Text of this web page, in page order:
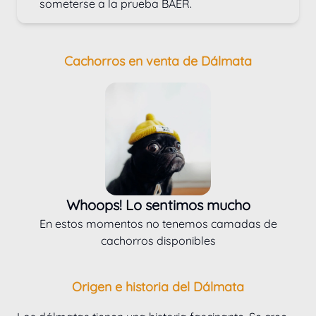
someterse a la prueba BAER.
Cachorros en venta de Dálmata
Whoops! Lo sentimos mucho
En estos momentos no tenemos camadas de
cachorros disponibles
Origen e historia del Dálmata